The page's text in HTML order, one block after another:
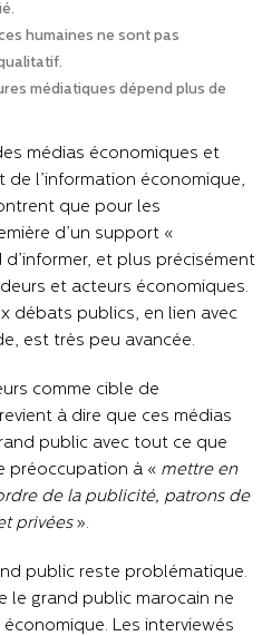
humaines ne sont pas
médiatiques dépend plus de
médias économiques et
l’information économique,
que pour les
d’un support «
et plus précisément
et acteurs économiques.
débats publics, en lien avec
est très peu avancée.
comme cible de
à dire que ces médias
public avec tout ce que
préoccupation à « mettre en
de la publicité, patrons de
privées».
public reste problématique.
le grand public marocain ne
Les interviewés